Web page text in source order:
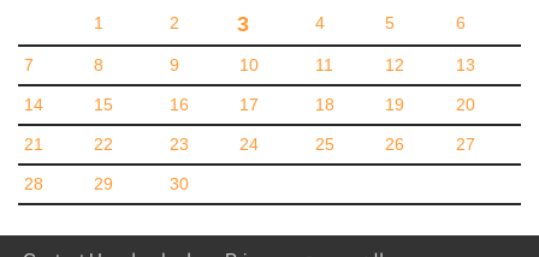
1 2 3 4 5 6
7 8 9 10 11 12 13
14 15 16 17 18 19 20
21 22 23 24 25 26 27
28 29 30